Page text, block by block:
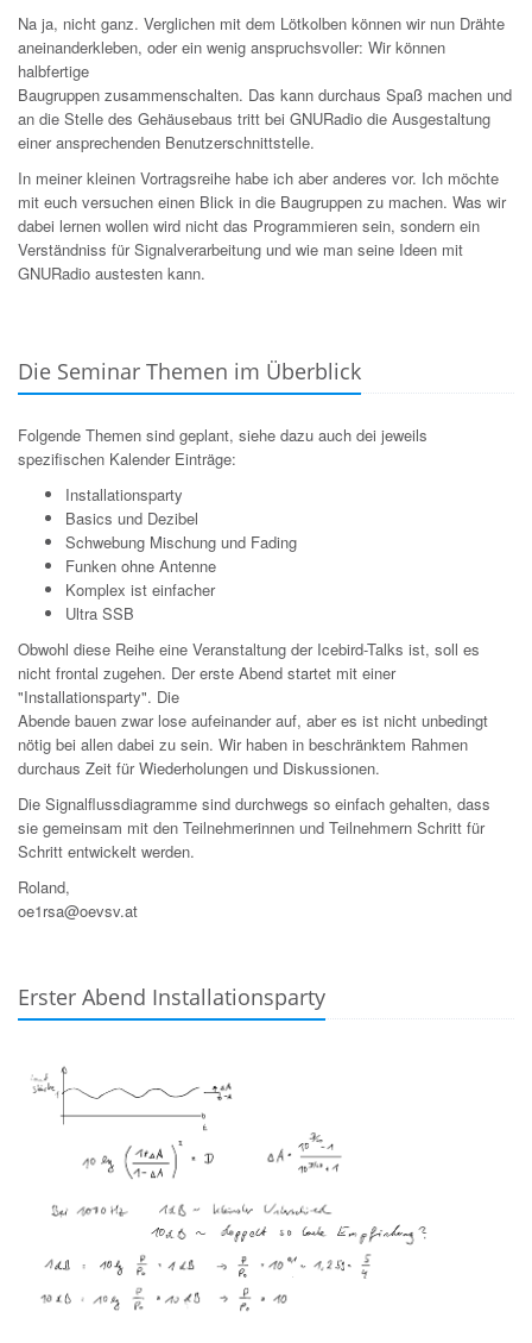
Na ja, nicht ganz. Verglichen mit dem Lötkolben können wir nun Drähte
aneinanderkleben, oder ein wenig anspruchsvoller: Wir können
halbfertige
Baugruppen zusammenschalten. Das kann durchaus Spaß machen und
an die Stelle des Gehäusebaus tritt bei GNURadio die Ausgestaltung
einer ansprechenden Benutzerschnittstelle.
In meiner kleinen Vortragsreihe habe ich aber anderes vor. Ich möchte
mit euch versuchen einen Blick in die Baugruppen zu machen. Was wir
dabei lernen wollen wird nicht das Programmieren sein, sondern ein
Verständniss für Signalverarbeitung und wie man seine Ideen mit
GNURadio austesten kann.
Die Seminar Themen im Überblick
Folgende Themen sind geplant, siehe dazu auch dei jeweils
spezifischen Kalender Einträge:
Installationsparty
Basics und Dezibel
Schwebung Mischung und Fading
Funken ohne Antenne
Komplex ist einfacher
Ultra SSB
Obwohl diese Reihe eine Veranstaltung der Icebird-Talks ist, soll es
nicht frontal zugehen. Der erste Abend startet mit einer
"Installationsparty". Die
Abende bauen zwar lose aufeinander auf, aber es ist nicht unbedingt
nötig bei allen dabei zu sein. Wir haben in beschränktem Rahmen
durchaus Zeit für Wiederholungen und Diskussionen.
Die Signalflussdiagramme sind durchwegs so einfach gehalten, dass
sie gemeinsam mit den Teilnehmerinnen und Teilnehmern Schritt für
Schritt entwickelt werden.
Roland,
oe1rsa@oevsv.at
Erster Abend Installationsparty